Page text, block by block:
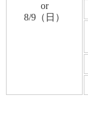
or
8/9（日）